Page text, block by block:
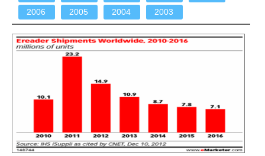
2006
2005 2004 2003